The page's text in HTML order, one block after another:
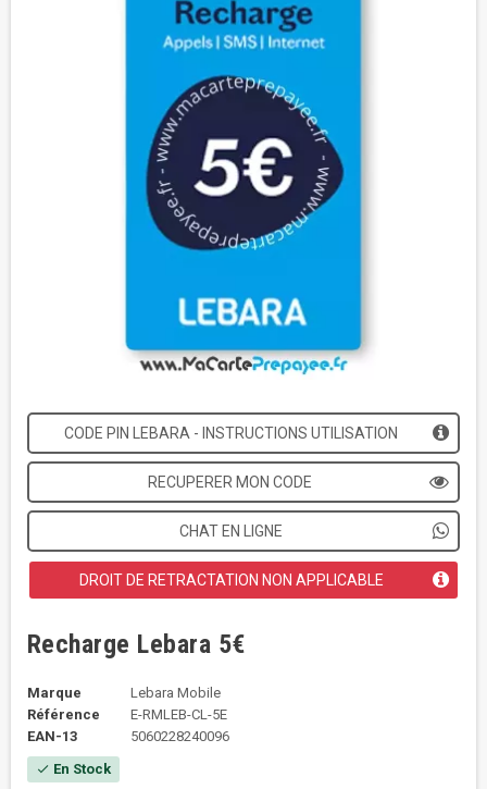
CODE PIN LEBARA - INSTRUCTIONS UTILISATION
RECUPERER MON CODE
CHAT EN LIGNE
DROIT DE RETRACTATION NON APPLICABLE
Recharge Lebara 5€
Marque
Lebara Mobile
Référence
E-RMLEB-CL-5E
EAN-13
5060228240096
check En Stock